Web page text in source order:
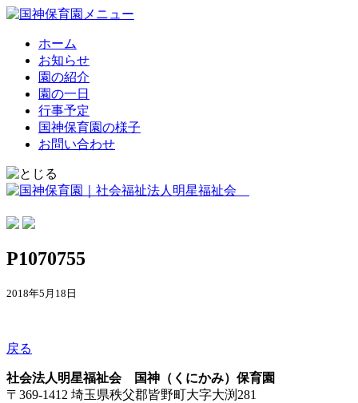
ホーム
お知らせ
園の紹介
園の一日
行事予定
国神保育園の様子
お問い合わせ
P1070755
2018年5月18日
戻る
社会法人明星福祉会 国神（くにかみ）保育園
〒369-1412 埼玉県秩父郡皆野町大字大渕281